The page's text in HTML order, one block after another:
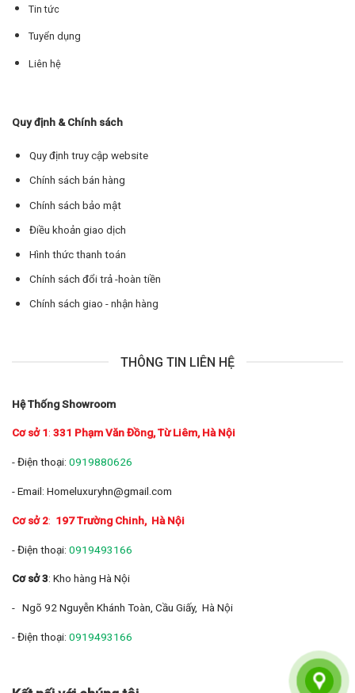
Tin tức
Tuyển dụng
Liên hệ
Quy định & Chính sách
Quy định truy cập website
Chính sách bán hàng
Chính sách bảo mật
Điều khoản giao dịch
Hình thức thanh toán
Chính sách đổi trả -hoàn tiền
Chính sách giao - nhận hàng
THÔNG TIN LIÊN HỆ
Hệ Thống Showroom
Cơ sở 1: 331 Phạm Văn Đồng, Từ Liêm, Hà Nội
- Điện thoại: 0919880626
- Email: Homeluxuryhn@gmail.com
Cơ sở 2: 197 Trường Chinh, Hà Nội
- Điện thoại: 0919493166
Cơ sở 3: Kho hàng Hà Nội
- Ngõ 92 Nguyễn Khánh Toàn, Cầu Giấy, Hà Nội
- Điện thoại: 0919493166